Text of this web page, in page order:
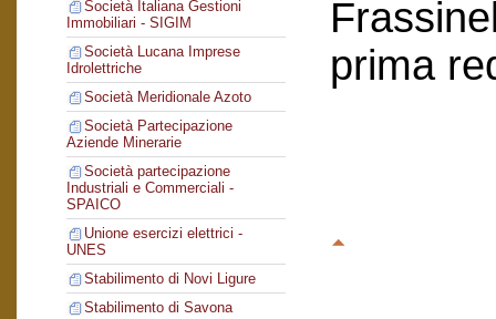
Società Italiana Gestioni
Immobiliari - SIGIM
Società Lucana Imprese
Idrolettriche
Società Meridionale Azoto
Società Partecipazione
Aziende Minerarie
Società partecipazione
Industriali e Commerciali -
SPAICO
Unione esercizi elettrici -
UNES
Stabilimento di Novi Ligure
Stabilimento di Savona
prima